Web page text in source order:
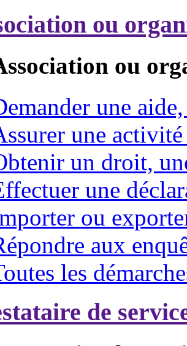
ou
ou
une
une
un droit,
une
ou
aux
les
de